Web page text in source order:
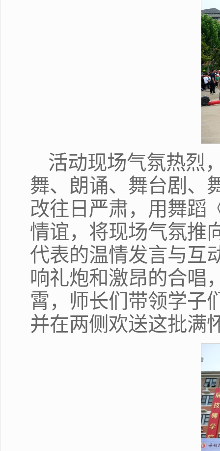
活动现场气氛热烈
舞、朗诵、舞台剧、
改往日严肃，用舞蹈
情谊，将现场气氛推
代表的温情发言与互
响礼炮和激昂的合唱
霄，师长们带领学子
并在两侧欢送这批满